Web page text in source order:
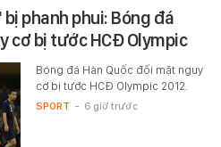
phanh phui: Bóng đá
cơ bị tước HCĐ Olympic
Bóng đá Hàn Quốc đối mặt nguy
cơ bị tước HCĐ Olympic 2012.
SPORT - 6 giờ trước